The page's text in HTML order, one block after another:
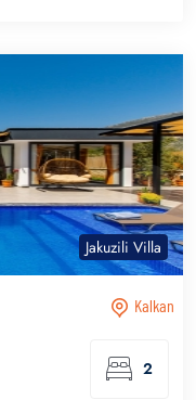
Jakuzili Villa
Kalkan
2